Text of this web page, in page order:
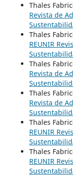
Thales
Revista de
Thales
REUNIR
Thales
Revista de
Thales
Revista de
Thales
REUNIR
Thales
REUNIR